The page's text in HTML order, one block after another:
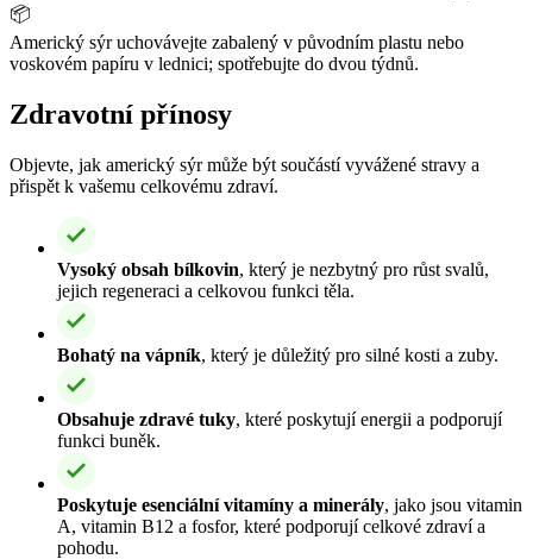
📦
Americký sýr uchovávejte zabalený v původním plastu nebo
voskovém papíru v lednici; spotřebujte do dvou týdnů.
Zdravotní přínosy
Objevte, jak americký sýr může být součástí vyvážené stravy a
přispět k vašemu celkovému zdraví.
Vysoký obsah bílkovin, který je nezbytný pro růst svalů,
jejich regeneraci a celkovou funkci těla.
Bohatý na vápník, který je důležitý pro silné kosti a zuby.
Obsahuje zdravé tuky, které poskytují energii a podporují
funkci buněk.
Poskytuje esenciální vitamíny a minerály, jako jsou vitamin
A, vitamin B12 a fosfor, které podporují celkové zdraví a
pohodu.